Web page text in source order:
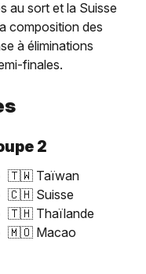
au sort et la Suisse
composition des
à éliminations
finales.
2
🇹🇼 Taïwan
🇨🇭 Suisse
🇹🇭 Thaïlande
🇲🇴 Macao